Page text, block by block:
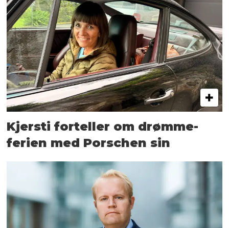
Kjersti forteller om drømme­
ferien med Porschen sin